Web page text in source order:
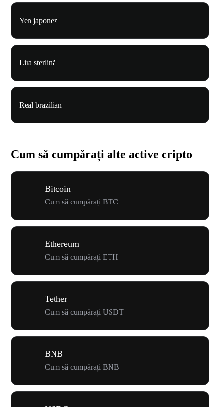
Yen japonez
Lira sterlină
Real brazilian
Cum să cumpărați alte active cripto
Bitcoin
Cum să cumpărați BTC
Ethereum
Cum să cumpărați ETH
Tether
Cum să cumpărați USDT
BNB
Cum să cumpărați BNB